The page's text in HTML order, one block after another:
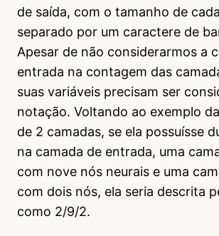
de saída, com o tamanho de
separado por um caractere de
Apesar de não considerarmos a
entrada na contagem das
suas variáveis precisam ser
notação. Voltando ao exemplo
de 2 camadas, se ela possuísse
na camada de entrada, uma
com nove nós neurais e uma
com dois nós, ela seria descrita
como 2/9/2.